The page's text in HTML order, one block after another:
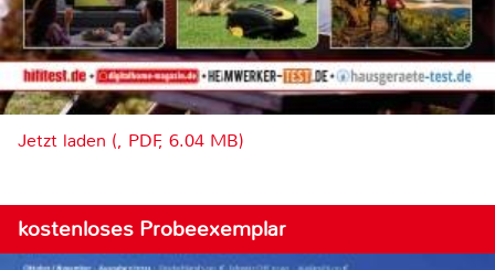
Jetzt laden (, PDF, 6.04 MB)
kostenloses Probeexemplar